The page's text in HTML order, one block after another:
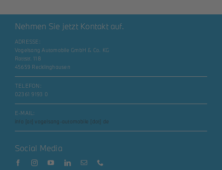
Nehmen Sie jetzt Kontakt auf.
ADRESSE:
Vogelsang Automobile GmbH & Co. KG
Rottstr. 118
45659 Recklinghausen
TELEFON:
02361 9193 0
E-MAIL:
info [at] vogelsang-automobile [dot] de
Social Media